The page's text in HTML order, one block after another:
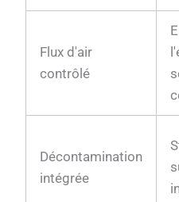
Flux d'air
contrôlé
Décontamination
intégrée